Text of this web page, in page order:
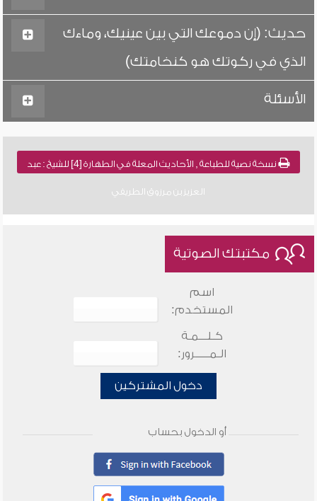
حديث: (إن دموعك التي بين عينيك، وماءك
الذي في ركوتك هو كنخامتك)
الأسئلة
نسخة نصية للطباعة , الأحاديث المعلة في الطهارة [4] للشيخ : عبد
العزيز بن مرزوق الطريفي
مكتبتك الصوتية
اسم
المستخدم:
كـلـــمـة
الـمـــــرور:
دخول المشتركين
أو الدخول بحساب